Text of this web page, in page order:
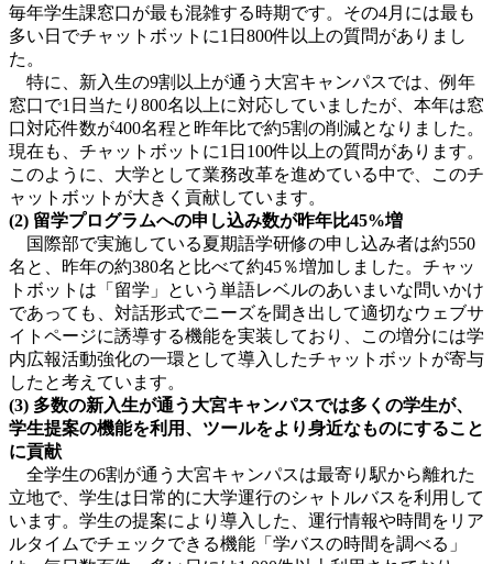
毎年学生課窓口が最も混雑する時期です。その4月には最も
多い日でチャットボットに1日800件以上の質問がありまし
た。
特に、新入生の9割以上が通う大宮キャンパスでは、例年
窓口で1日当たり800名以上に対応していましたが、本年は窓
口対応件数が400名程と昨年比で約5割の削減となりました。
現在も、チャットボットに1日100件以上の質問があります。
このように、大学として業務改革を進めている中で、このチ
ャットボットが大きく貢献しています。
(2) 留学プログラムへの申し込み数が昨年比45%増
国際部で実施している夏期語学研修の申し込み者は約550
名と、昨年の約380名と比べて約45％増加しました。チャッ
トボットは「留学」という単語レベルのあいまいな問いかけ
であっても、対話形式でニーズを聞き出して適切なウェブサ
イトページに誘導する機能を実装しており、この増分には学
内広報活動強化の一環として導入したチャットボットが寄与
したと考えています。
(3) 多数の新入生が通う大宮キャンパスでは多くの学生が、
学生提案の機能を利用、ツールをより身近なものにすること
に貢献
全学生の6割が通う大宮キャンパスは最寄り駅から離れた
立地で、学生は日常的に大学運行のシャトルバスを利用して
います。学生の提案により導入した、運行情報や時間をリア
ルタイムでチェックできる機能「学バスの時間を調べる」